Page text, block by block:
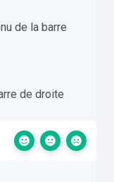
de la barre
de droite